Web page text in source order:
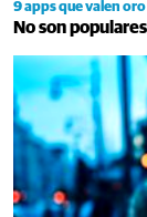
9 apps que valen oro
No son